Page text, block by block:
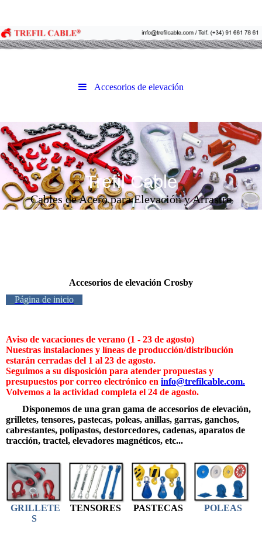
Accesorios de elevación
Trefil Cable
Cables de Acero para Elevación y Arrastre
Accesorios de elevación Crosby
Página de inicio
Aviso de vacaciones de verano (1 - 23 de agosto)
Nuestras instalaciones y líneas de producción/distribución
estarán cerradas del 1 al 23 de agosto.
Seguimos a su disposición para atender propuestas y
presupuestos por correo electrónico en info@trefilcable.com.
Volvemos a la actividad completa el 24 de agosto.
Disponemos de una gran gama de accesorios de elevación,
grilletes, tensores, pastecas, poleas, anillas, garras, ganchos,
cabrestantes, polipastos, destorcedores, cadenas, aparatos de
tracción, tractel, elevadores magnéticos, etc...
GRILLETE
S
TENSORES PASTECAS POLEAS